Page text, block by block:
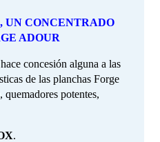
UN CONCENTRADO
ADOUR
concesión alguna a las
de las planchas Forge
potentes,
.